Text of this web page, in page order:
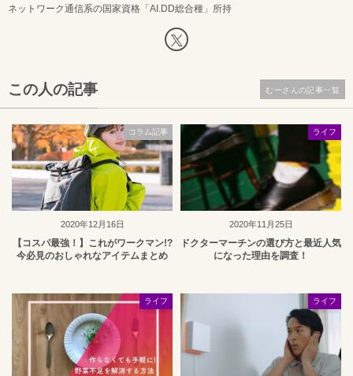
ネットワーク通信系の国家資格「AI.DD総合種」所持
この人の記事
2020年12月16日
コラム記事
【コスパ最強！】これがワークマン!?
今必見のおしゃれなアイテムまとめ
2020年11月25日
ライフ
ドクターマーチンの選び方と最近人気
になった理由を調査！
ライフ ライフ
むーさんの記事一覧